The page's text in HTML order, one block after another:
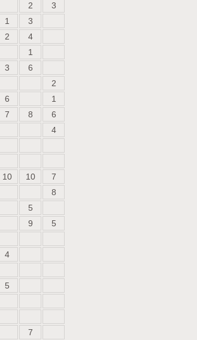
2
3
1
3
2
4
1
3
6
2
6
1
7 8
6
4
10 10
7
8
5
9
5
4
5
7